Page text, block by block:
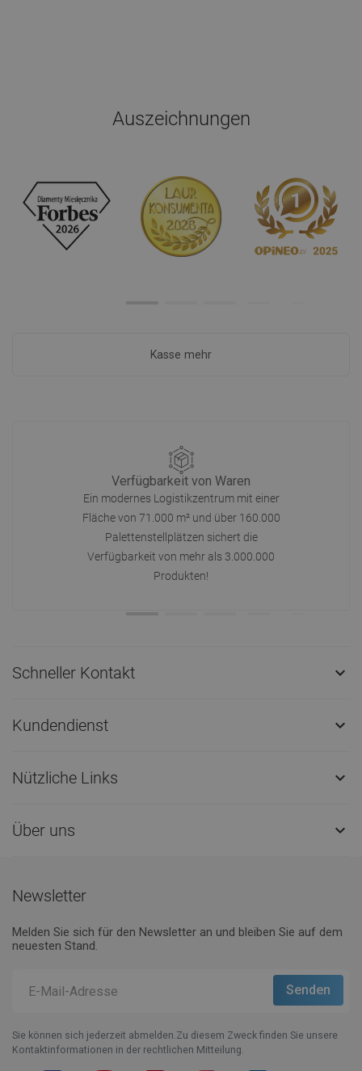
Auszeichnungen
Kasse mehr
Verfügbarkeit von Waren
Ein modernes Logistikzentrum mit einer
Fläche von 71.000 m² und über 160.000
Palettenstellplätzen sichert die
Verfügbarkeit von mehr als 3.000.000
Produkten!
Schneller Kontakt 
Kundendienst 
Nützliche Links 
Über uns 
Newsletter
Melden Sie sich für den Newsletter an und bleiben Sie auf dem
neuesten Stand.
Sie können sich jederzeit abmelden.Zu diesem Zweck finden Sie unsere
Kontaktinformationen in der rechtlichen Mitteilung.